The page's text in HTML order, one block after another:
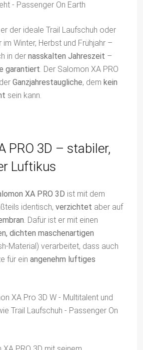
der ideale Trail Laufschuh oder
Winter, Herbst und Frühjahr –
in der nasskalten Jahreszeit –
garantiert. Der Salomon XA PRO
Ganzjahrestaugliche, dem kein
sein kann.
PRO 3D – stabiler,
Luftikus
XA PRO 3D ist mit dem
identisch, verzichtet aber auf
. Dafür ist er mit einen
dichten maschenartigen
Material) verarbeitet, dass auch
für ein angenehm luftiges